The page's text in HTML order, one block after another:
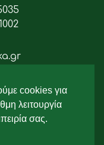
cookies για
λειτουργία
σας.